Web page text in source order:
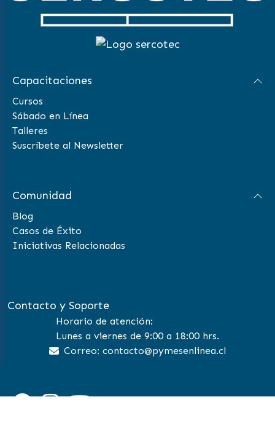
Capacitaciones
Cursos
Sábado en Línea
Talleres
Suscríbete al Newsletter
Comunidad
Blog
Casos de Éxito
Iniciativas Relacionadas
Contacto y Soporte
Horario de atención:
Lunes a viernes de 9:00 a 18:00 hrs.
Correo: contacto@pymesenlinea.cl